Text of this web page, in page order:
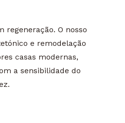
regeneração. O nosso
e remodelação
casas modernas,
a sensibilidade do